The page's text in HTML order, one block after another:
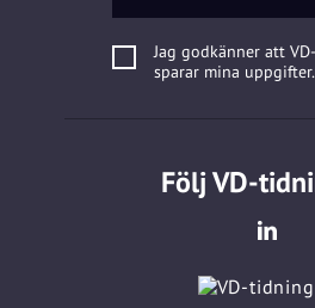
Jag godkänner att
sparar mina uppgifter.
Följ VD-